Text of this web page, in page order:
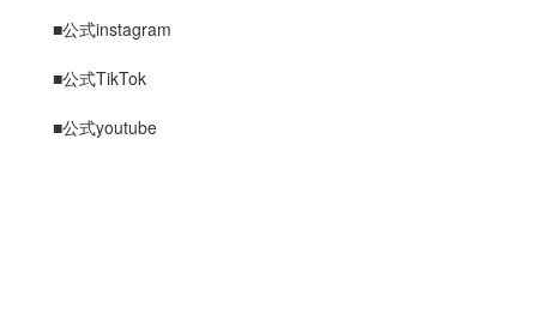
■公式instagram
■公式TikTok
■公式youtube